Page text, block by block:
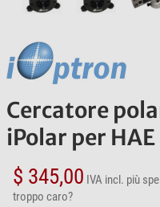
Cercatore
iPolar per HAE
$ 345,00 IVA incl. più
troppo caro?